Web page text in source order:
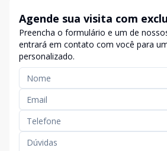
Agende sua visita com
Preencha o formulário e um de
entrará em contato com você para
personalizado.